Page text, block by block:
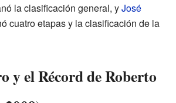
la clasificación general, yJosé
cuatro etapas y la clasificación de la
y el Récord de Roberto